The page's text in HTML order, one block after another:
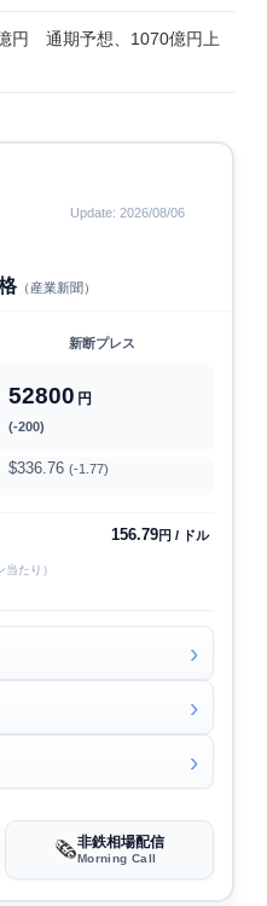
円 通期予想、1070億円上
Update: 2026/08/06
（産業新聞）
新断プレス
52800 円
(-200)
$336.76 (-1.77)
156.79円 / ドル
たり）
🗞️非鉄相場配信
Morning Call